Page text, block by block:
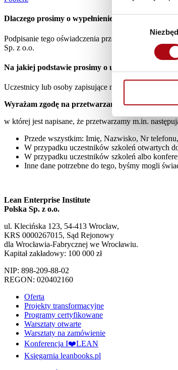
Wybór
Dlaczego prosimy o wypełnienie oświadczenia?
Podpisanie tego oświadczenia przez każdego
Sp. z o.o.
Na jakiej podstawie prosimy o udostępnienie
Uczestnicy lub osoby zapisujące na szkolenie
Wyrażam zgodę na przetwarzanie moich danych
w której jest napisane, że przetwarzamy m.in.
Przede wszystkim: Imię, Nazwisko, Nr
W przypadku uczestników szkoleń otwartych
W przypadku uczestników szkoleń albo
Inne dane potrzebne do tego, byśmy mogli
Lean Enterprise Institute
Polska Sp. z o.o.
ul. Klecińska 123, 54-413 Wrocław,
KRS 0000267015, Sąd Rejonowy
dla Wrocławia-Fabrycznej we Wrocławiu.
Kapitał zakładowy: 100 000 zł
NIP: 898-209-88-02
REGON: 020402160
Oferta
Projekty transformacyjne
Programy certyfikowane
Warsztaty otwarte
Warsztaty na zamówienie
Konferencja I❤️LEAN
Księgarnia leanbooks.pl